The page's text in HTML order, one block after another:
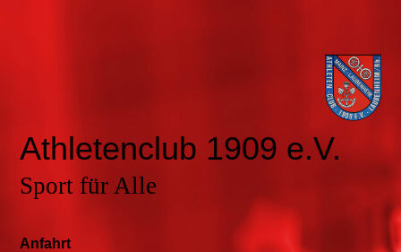
Athletenclub 1909 e.V.
Sport für Alle
Anfahrt